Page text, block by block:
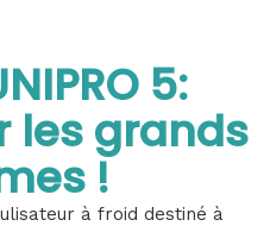
5:
les grands
!
à froid destiné à